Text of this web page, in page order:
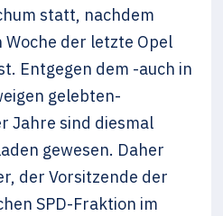
statt, nachdem
der letzte Opel
Entgegen dem -auch in
gelebten-
Jahre sind diesmal
gewesen. Daher
der Vorsitzende der
SPD-Fraktion im